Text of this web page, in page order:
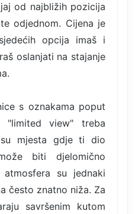
od najbližih pozicija
odjednom. Cijena je
opcija imaš i
oslanjati na stajanje
s oznakama poput
"limited view" treba
mjesta gdje ti dio
biti djelomično
su jednaki
često znatno niža. Za
savršenim kutom